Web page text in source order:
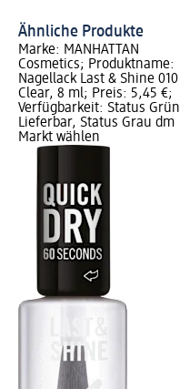
Ähnliche Produkte
Marke: MANHATTAN
Cosmetics; Produktname:
Nagellack Last & Shine 010
Clear, 8 ml; Preis: 5,45 €;
Verfügbarkeit: Status Grün
Lieferbar, Status Grau dm
Markt wählen